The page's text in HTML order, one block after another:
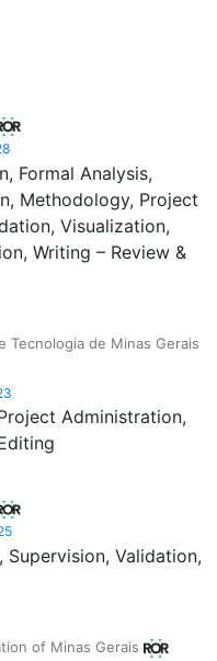
Formal Analysis
Methodology Project
Visualization
Writing – Review &
Tecnologia de Minas Gerais
Administration
Supervision Validation
of Minas Gerais